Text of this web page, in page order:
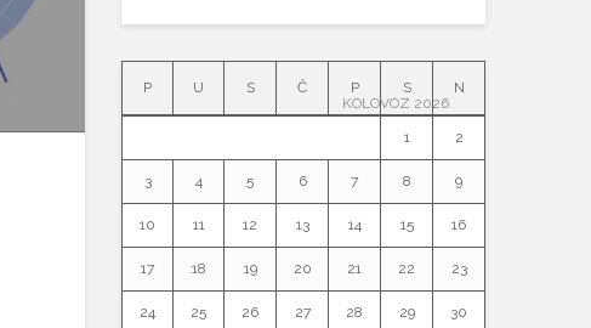
KOLOVOZ 2026
P U S Č P S N
1 2
3 4 5 6 7 8 9
10 11 12 13 14 15 16
17 18 19 20 21 22 23
24 25 26 27 28 29 30